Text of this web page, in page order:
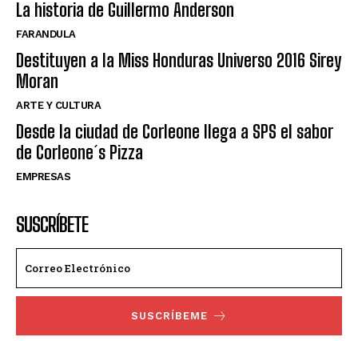
La historia de Guillermo Anderson
FARANDULA
Destituyen a la Miss Honduras Universo 2016 Sirey
Moran
ARTE Y CULTURA
Desde la ciudad de Corleone llega a SPS el sabor
de Corleone´s Pizza
EMPRESAS
SUSCRÍBETE
SUSCRÍBEME